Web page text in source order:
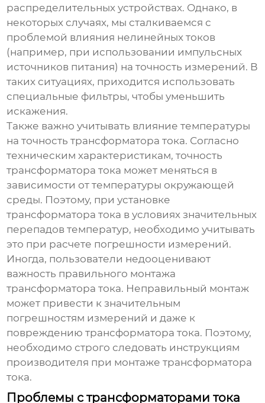
распределительных устройствах. Однако, в
некоторых случаях, мы сталкиваемся с
проблемой влияния нелинейных токов
(например, при использовании импульсных
источников питания) на точность измерений. В
таких ситуациях, приходится использовать
специальные фильтры, чтобы уменьшить
искажения.
Также важно учитывать влияние температуры
на точность трансформатора тока. Согласно
техническим характеристикам, точность
трансформатора тока может меняться в
зависимости от температуры окружающей
среды. Поэтому, при установке
трансформатора тока в условиях значительных
перепадов температур, необходимо учитывать
это при расчете погрешности измерений.
Иногда, пользователи недооценивают
важность правильного монтажа
трансформатора тока. Неправильный монтаж
может привести к значительным
погрешностям измерений и даже к
повреждению трансформатора тока. Поэтому,
необходимо строго следовать инструкциям
производителя при монтаже трансформатора
тока.
Проблемы с трансформаторами тока